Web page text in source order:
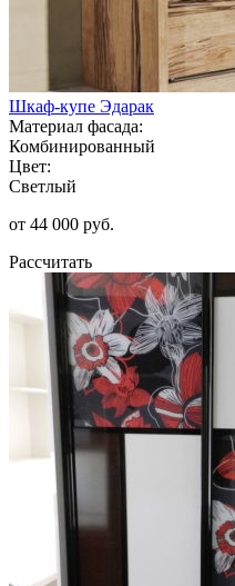
Шкаф-купе Эдарак
Материал фасада:
Комбинированный
Цвет:
Светлый
от 44 000 руб.
Рассчитать